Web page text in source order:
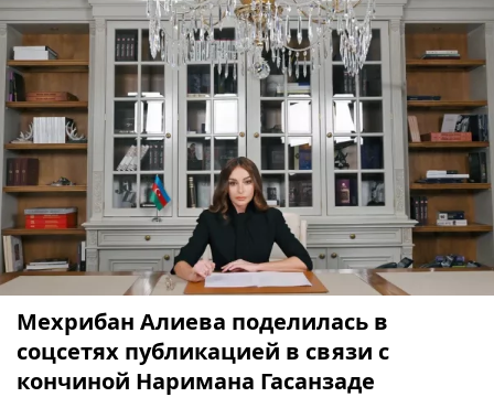
Мехрибан Алиева поделилась в
соцсетях публикацией в связи с
кончиной Наримана Гасанзаде